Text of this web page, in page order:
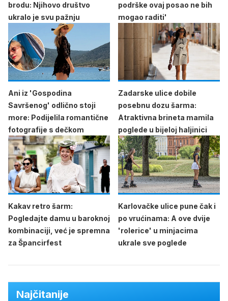
brodu: Njihovo društvo
ukralo je svu pažnju
podrške ovaj posao ne bih
mogao raditi'
Ani iz 'Gospodina
Savršenog' odlično stoji
more: Podijelila romantične
fotografije s dečkom
Zadarske ulice dobile
posebnu dozu šarma:
Atraktivna brineta mamila
poglede u bijeloj haljinici
Kakav retro šarm:
Pogledajte damu u baroknoj
kombinaciji, već je spremna
za Špancirfest
Karlovačke ulice pune čak i
po vrućinama: A ove dvije
'rolerice' u minjacima
ukrale sve poglede
Najčitanije